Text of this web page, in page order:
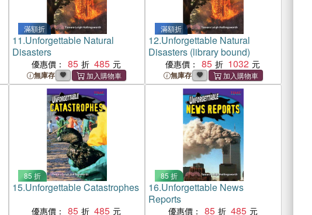
滿額折
11.Unforgettable Natural
Disasters
優惠價： 85 485
無庫存
滿額折
12.Unforgettable Natural
Disasters (library bound)
優惠價： 85 1032
無庫存
85 折
15.Unforgettable Catastrophes
優惠價： 85 485
85 折
16.Unforgettable News
Reports
優惠價： 85 485